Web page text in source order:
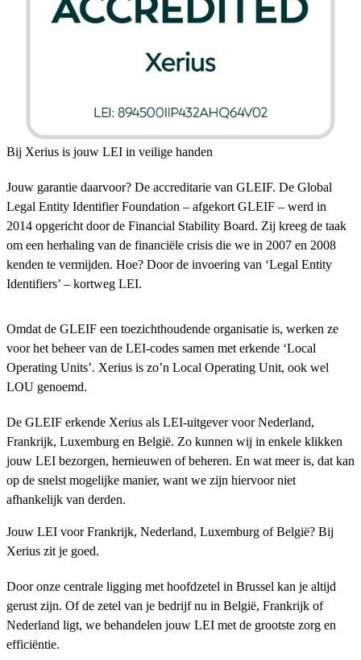
Bij Xerius is jouw LEI in veilige handen
Jouw garantie daarvoor? De accreditarie van GLEIF. De Global
Legal Entity Identifier Foundation – afgekort GLEIF – werd in
2014 opgericht door de Financial Stability Board. Zij kreeg de taak
om een herhaling van de financiële crisis die we in 2007 en 2008
kenden te vermijden. Hoe? Door de invoering van ‘Legal Entity
Identifiers’ – kortweg LEI.
Omdat de GLEIF een toezichthoudende organisatie is, werken ze
voor het beheer van de LEI-codes samen met erkende ‘Local
Operating Units’. Xerius is zo’n Local Operating Unit, ook wel
LOU genoemd.
De GLEIF erkende Xerius als LEI-uitgever voor Nederland,
Frankrijk, Luxemburg en België. Zo kunnen wij in enkele klikken
jouw LEI bezorgen, hernieuwen of beheren. En wat meer is, dat kan
op de snelst mogelijke manier, want we zijn hiervoor niet
afhankelijk van derden.
Jouw LEI voor Frankrijk, Nederland, Luxemburg of België? Bij
Xerius zit je goed.
Door onze centrale ligging met hoofdzetel in Brussel kan je altijd
gerust zijn. Of de zetel van je bedrijf nu in België, Frankrijk of
Nederland ligt, we behandelen jouw LEI met de grootste zorg en
efficiëntie.